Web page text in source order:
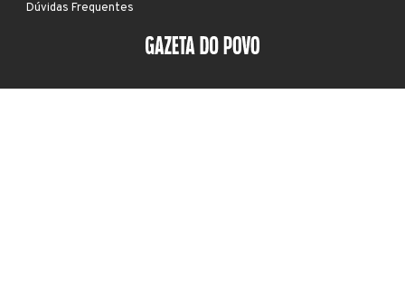
Dúvidas Frequentes